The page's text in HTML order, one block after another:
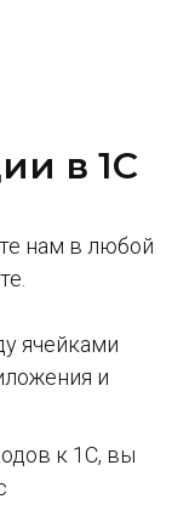
в 1С
нам в любой
ячейками
и
к 1С, вы